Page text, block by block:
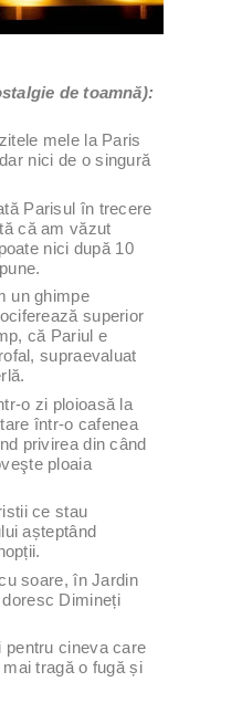
de toamnă):
mele la Paris
nici de o singură
Parisul în trecere
că am văzut
nici după 10
un ghimpe
superior
că Pariul e
supraevaluat
o zi ploioasă la
într-o cafenea
privirea din când
ploaia
ce stau
așteptând
soare, în Jardin
Dimineți
pentru cineva care
tragă o fugă și